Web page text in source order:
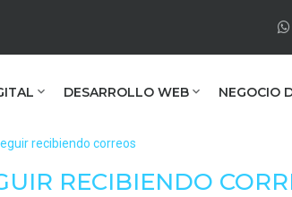
DESARROLLO WEB NEGOCIO
recibiendo correos
RECIBIENDO